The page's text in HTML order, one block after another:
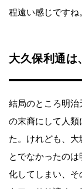
程遠い感じですね
大久保利通は
結局のところ明治
の末裔にして人類
た。けれども、大
とでなかったの
化してしまい、そ